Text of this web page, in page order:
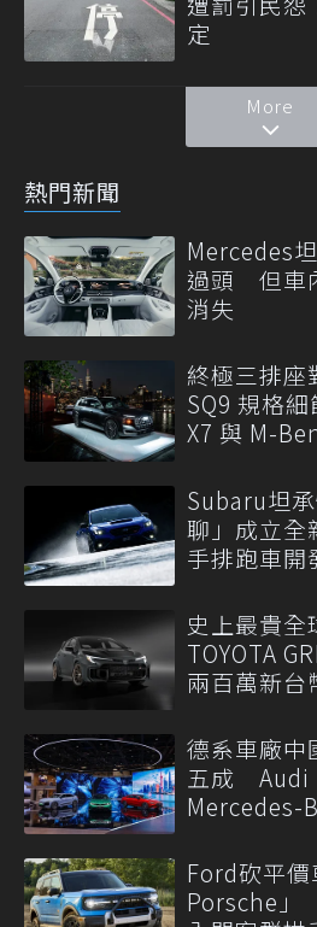
定
More
熱門新聞
Mercedes
過頭 但車
消失
終極三排
SQ9 規格
X7 與 M-
Subaru坦
聊」成立全
手排跑車開
史上最貴
TOYOTA
兩百萬新台
德系車廠中
五成 Audi
Mercedes-
Ford砍平
Porsche」